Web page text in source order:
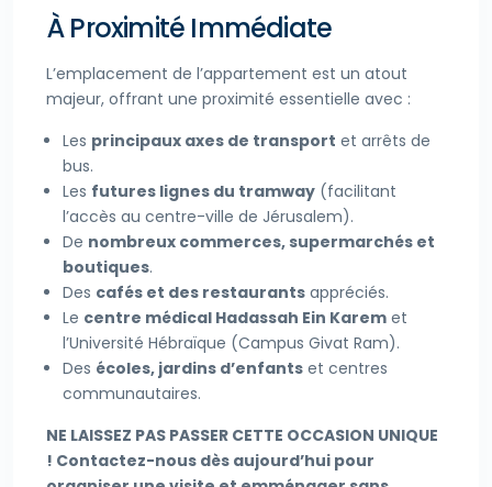
À Proximité Immédiate
L’emplacement de l’appartement est un atout
majeur, offrant une proximité essentielle avec :
Les principaux axes de transport et arrêts de
bus.
Les futures lignes du tramway (facilitant
l’accès au centre-ville de Jérusalem).
De nombreux commerces, supermarchés et
boutiques.
Des cafés et des restaurants appréciés.
Le centre médical Hadassah Ein Karem et
l’Université Hébraïque (Campus Givat Ram).
Des écoles, jardins d’enfants et centres
communautaires.
NE LAISSEZ PAS PASSER CETTE OCCASION UNIQUE
! Contactez-nous dès aujourd’hui pour